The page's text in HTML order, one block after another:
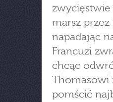
marsz
napadając
Francuzi
chcąc
Thomasowi
pomścić